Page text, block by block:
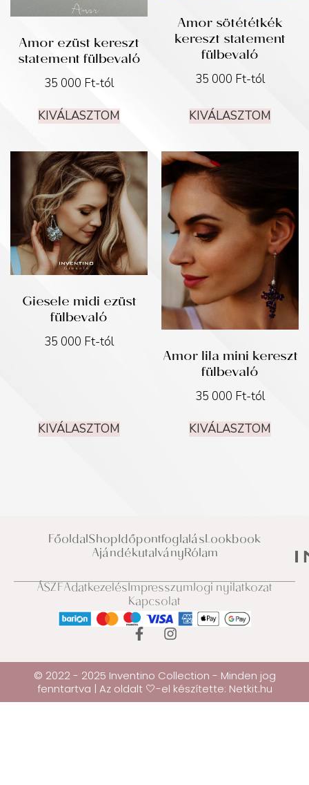
Amor ezüst kereszt
statement fülbevaló
35 000 Ft-tól
KIVÁLASZTOM
Amor sötététkék
kereszt statement
fülbevaló
35 000 Ft-tól
KIVÁLASZTOM
Giesele midi ezüst
fülbevaló
35 000 Ft-tól
KIVÁLASZTOM
Amor lila mini kereszt
fülbevaló
35 000 Ft-tól
KIVÁLASZTOM
FőoldalShopIdőpontfoglalásLookbook
AjándékutalványRólam
ÁSZFAdatkezelésImpresszumJogi nyilatkozat
Kapcsolat
© 2022 - 2025 Inventino Collection - Minden jog
fenntartva | Az oldalt 🤍-el készítette: Netkit.hu